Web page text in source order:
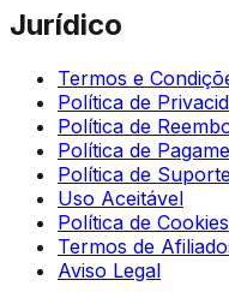
Jurídico
Termos e
Política de
Política de
Política de
Política de
Uso Aceitável
Política de Cookies
Termos de
Aviso Legal